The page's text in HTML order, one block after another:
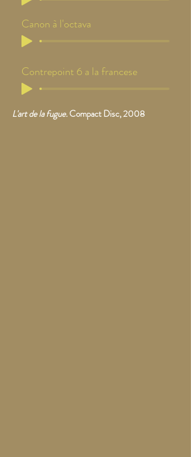
Canon à l'octava
Contrepoint 6 a la francese
L'art de la fugue.Compact Disc, 2008